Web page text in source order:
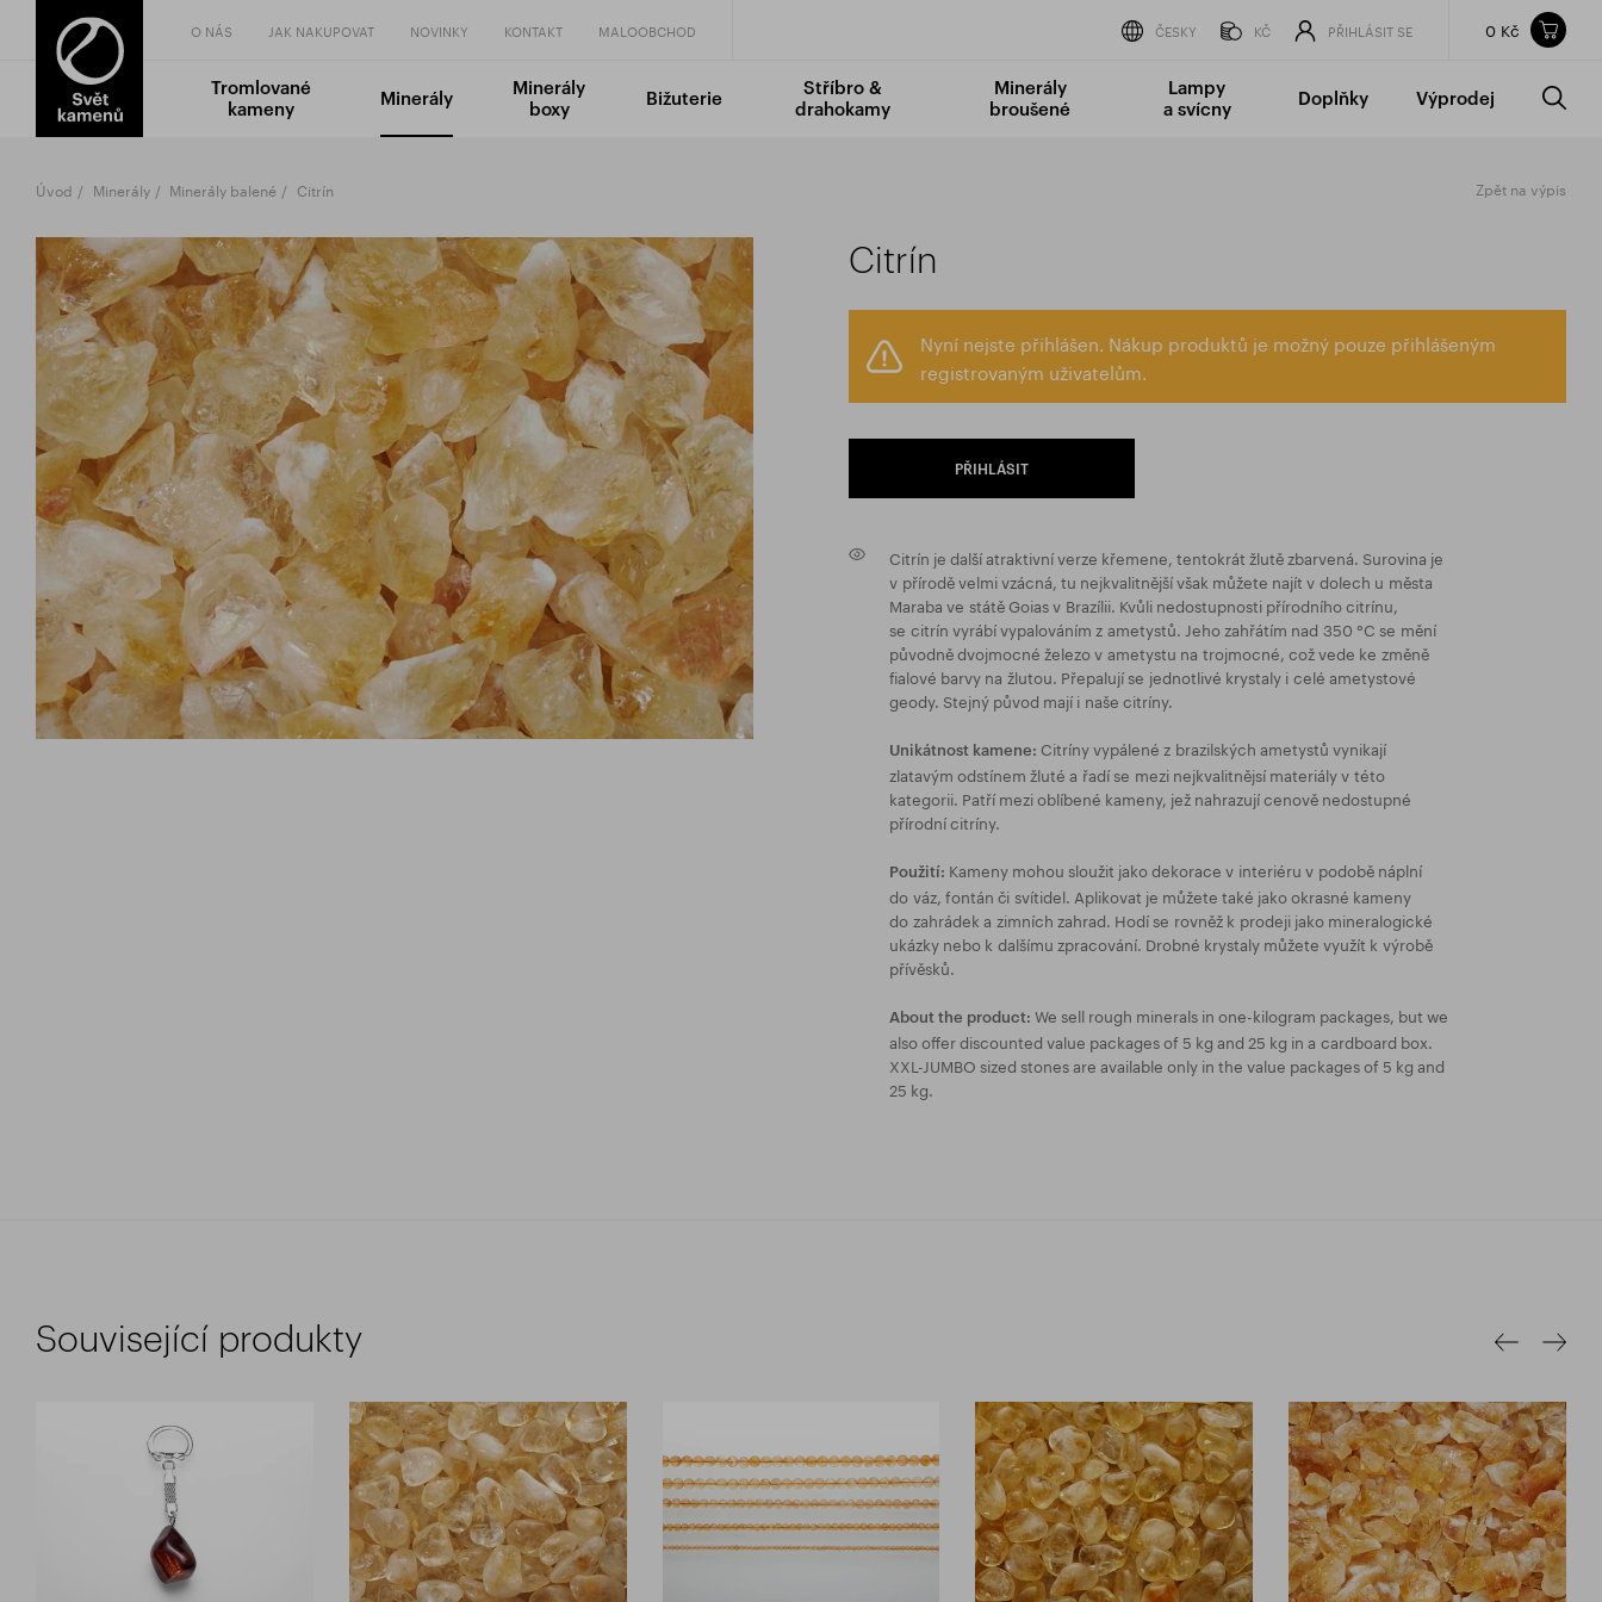
Obsah nákupního košíku
CELKOVÁ CENA
0 Kč
vč DPH
0 Kč
O NÁS JAK NAKUPOVAT NOVINKY KONTAKT MALOOBCHOD ČESKY KČ PŘIHLÁSIT SE 0 Kč
Tromlované
kameny
Minerály
Minerály
boxy
Bižuterie
Stříbro &
drahokamy
Minerály
broušené
Lampy
a svícny
Doplňky Výprodej
Úvod Minerály Minerály balené Citrín Zpět na výpis
Citrín
Nyní nejste přihlášen. Nákup produktů je možný pouze přihlášeným
registrovaným uživatelům.
PŘIHLÁSIT
Citrín je další atraktivní verze křemene, tentokrát žlutě zbarvená. Surovina je
v přírodě velmi vzácná, tu nejkvalitnější však můžete najít v dolech u města
Maraba ve státě Goias v Brazílii. Kvůli nedostupnosti přírodního citrínu,
se citrín vyrábí vypalováním z ametystů. Jeho zahřátím nad 350 °C se mění
původně dvojmocné železo v ametystu na trojmocné, což vede ke změně
fialové barvy na žlutou. Přepalují se jednotlivé krystaly i celé ametystové
geody. Stejný původ mají i naše citríny.
Unikátnost kamene: Citríny vypálené z brazilských ametystů vynikají
zlatavým odstínem žluté a řadí se mezi nejkvalitnějsí materiály v této
kategorii. Patří mezi oblíbené kameny, jež nahrazují cenově nedostupné
přírodní citríny.
Použití: Kameny mohou sloužit jako dekorace v interiéru v podobě náplní
do váz, fontán či svítidel. Aplikovat je můžete také jako okrasné kameny
do zahrádek a zimních zahrad. Hodí se rovněž k prodeji jako mineralogické
ukázky nebo k dalšímu zpracování. Drobné krystaly můžete využít k výrobě
přívěsků.
About the product: We sell rough minerals in one-kilogram packages, but we
also offer discounted value packages of 5 kg and 25 kg in a cardboard box.
XXL-JUMBO sized stones are available only in the value packages of 5 kg and
25 kg.
Související produkty